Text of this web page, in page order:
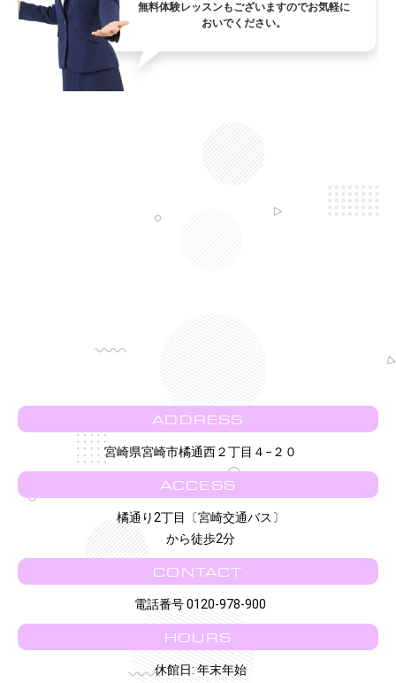
無料体験レッスンもございますのでお気軽に
おいでください。
ADDRESS
宮崎県宮崎市橘通西２丁目４−２０
ACCESS
橘通り2丁目〔宮崎交通バス〕
から徒歩2分
CONTACT
電話番号 0120-978-900
HOURS
休館日: 年末年始